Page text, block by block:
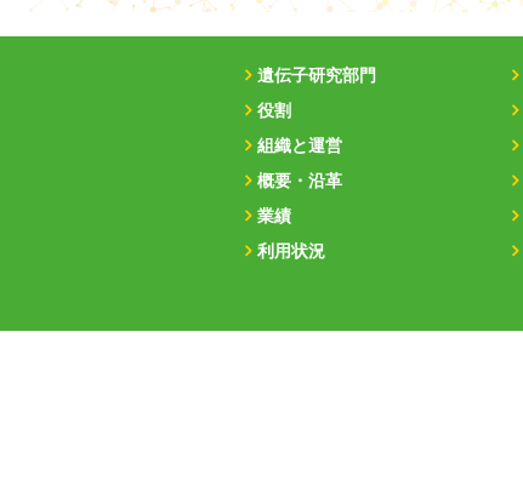
遺伝子研究部門
役割
組織と運営
概要・沿革
業績
利用状況